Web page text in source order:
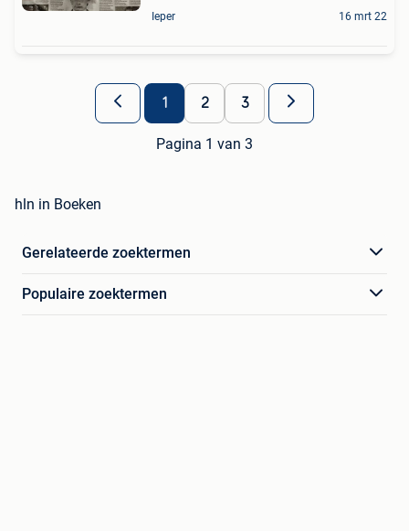
Ieper 16 mrt 22
1 2 3
Pagina 1 van 3
hln in Boeken
Gerelateerde zoektermen
Populaire zoektermen